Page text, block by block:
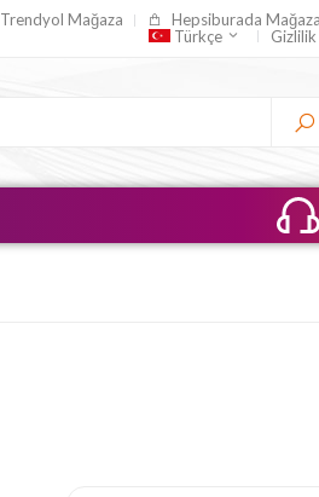
Trendyol Mağaza
Hepsiburada Mağaza
Türkçe
Gizlilik